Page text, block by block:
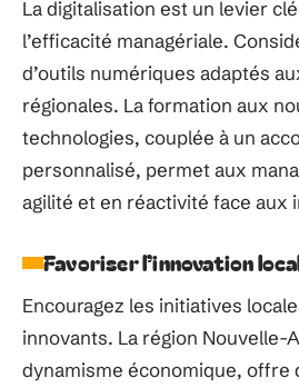
La digitalisation est un levier
l’efficacité managériale.
d’outils numériques adaptés
régionales. La formation aux
technologies, couplée à un
personnalisé, permet aux
agilité et en réactivité face aux
Favoriser l’innovation
Encouragez les initiatives
innovants. La région Nouvelle-
dynamisme économique, offre